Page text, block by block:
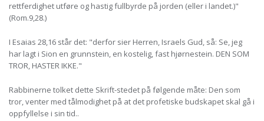
rettferdighet utføre og hastig fullbyrde på jorden (eller i landet.)"
(Rom.9,28.)
I Esaias 28,16 står det: "derfor sier Herren, Israels Gud, så: Se, jeg
har lagt i Sion en grunnstein, en kostelig, fast hjørnestein. DEN SOM
TROR, HASTER IKKE."
Rabbinerne tolket dette Skrift-stedet på følgende måte: Den som
tror, venter med tålmodighet på at det profetiske budskapet skal gå i
oppfyllelse i sin tid..